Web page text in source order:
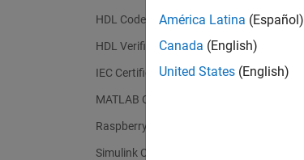
HDL Coder
HDL Verifier
IEC Certification Kit
MATLAB Coder
Raspberry Pi Blockset
Simulink Code Inspector
América Latina (Español)
Canada (English)
United States (English)